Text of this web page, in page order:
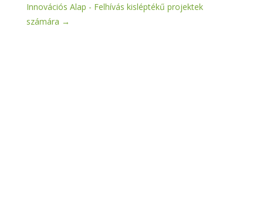
Innovációs Alap - Felhívás kisléptékű projektek
számára →